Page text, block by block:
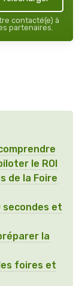
contacté(e) à
partenaires.
le ROI
de la Foire
secondes et
la
foires et